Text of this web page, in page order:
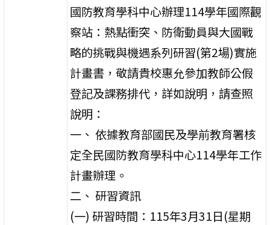
國防教育學科中心辦理114學年國際觀
察站：熱點衝突、防衛動員與大國戰
略的挑戰與機遇系列研習(第2場)實施
計畫書，敬請貴校惠允參加教師公假
登記及課務排代，詳如說明，請查照
說明：
一、 依據教育部國民及學前教育署核
定全民國防教育學科中心114學年工作
計畫辦理。
二、 研習資訊
(一) 研習時間：115年3月31日(星期